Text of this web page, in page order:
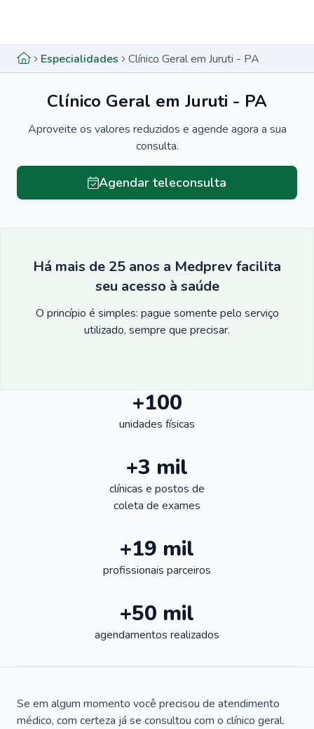
Especialidades Clínico Geral em Juruti - PA
Clínico Geral em Juruti - PA
Aproveite os valores reduzidos e agende agora a sua
consulta.
Agendar teleconsulta
Há mais de 25 anos a Medprev facilita
seu acesso à saúde
O princípio é simples: pague somente pelo serviço
utilizado, sempre que precisar.
+100
unidades físicas
+3 mil
clínicas e postos de
coleta de exames
+19 mil
profissionais parceiros
+50 mil
agendamentos realizados
Se em algum momento você precisou de atendimento
médico, com certeza já se consultou com o clínico geral.